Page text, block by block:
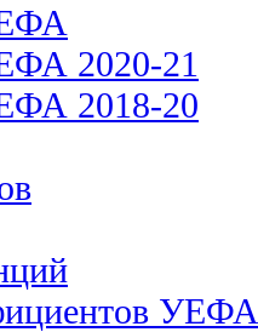
2020-21
2018-20
УЕФА